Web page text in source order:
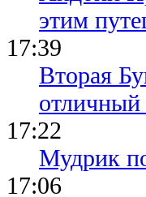
этим
17:39
Вторая
отличный
17:22
Мудрик
17:06